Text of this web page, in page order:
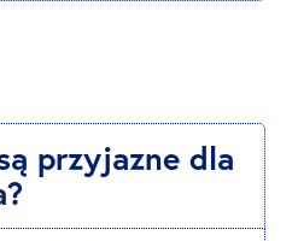
przyjazne dla